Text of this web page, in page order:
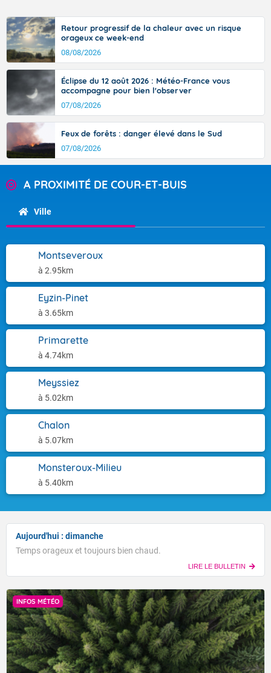
Retour progressif de la chaleur avec un risque
orageux ce week-end
08/08/2026
Éclipse du 12 août 2026 : Météo-France vous
accompagne pour bien l'observer
07/08/2026
Feux de forêts : danger élevé dans le Sud
07/08/2026
A PROXIMITÉ DE COUR-ET-BUIS
Ville
Montseveroux
à 2.95km
Eyzin-Pinet
à 3.65km
Primarette
à 4.74km
Meyssiez
à 5.02km
Chalon
à 5.07km
Monsteroux-Milieu
à 5.40km
Aujourd'hui : dimanche
Temps orageux et toujours bien chaud.
LIRE LE BULLETIN
INFOS MÉTÉO